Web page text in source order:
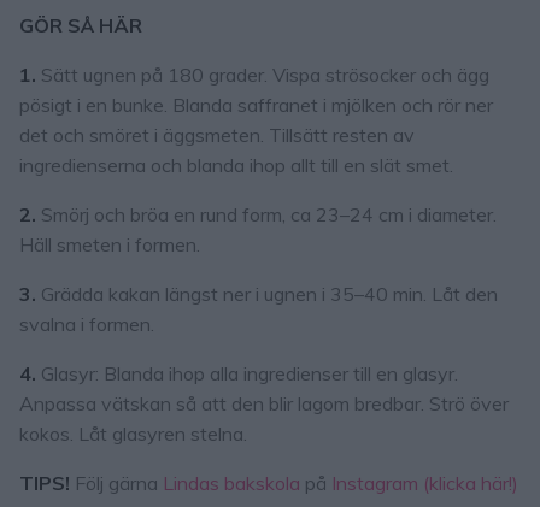
GÖR SÅ HÄR
1. Sätt ugnen på 180 grader. Vispa strösocker och ägg
pösigt i en bunke. Blanda saffranet i mjölken och rör ner
det och smöret i äggsmeten. Tillsätt resten av
ingredienserna och blanda ihop allt till en slät smet.
2. Smörj och bröa en rund form, ca 23–24 cm i diameter.
Häll smeten i formen.
3. Grädda kakan längst ner i ugnen i 35–40 min. Låt den
svalna i formen.
4. Glasyr: Blanda ihop alla ingredienser till en glasyr.
Anpassa vätskan så att den blir lagom bredbar. Strö över
kokos. Låt glasyren stelna.
TIPS! Följ gärna Lindas bakskola på Instagram (klicka här!)